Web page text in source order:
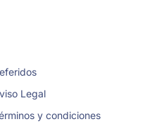
Legal
y condiciones